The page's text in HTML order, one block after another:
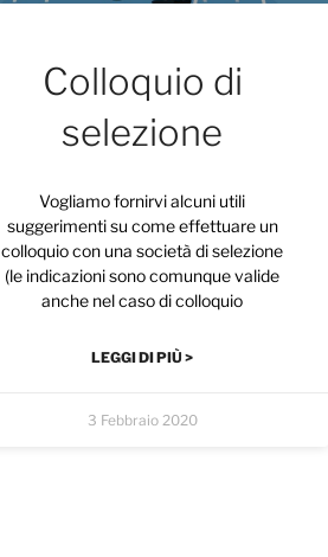
Colloquio di
selezione
Vogliamo fornirvi alcuni utili
suggerimenti su come effettuare un
colloquio con una società di selezione
(le indicazioni sono comunque valide
anche nel caso di colloquio
LEGGI DI PIÙ >
3 Febbraio 2020